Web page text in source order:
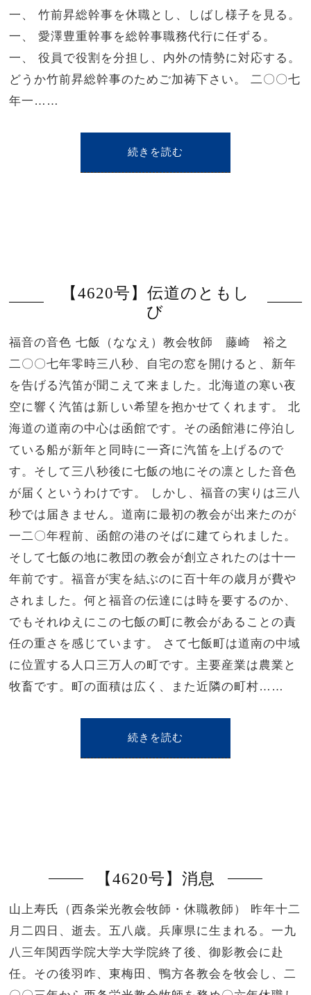
一、 竹前昇総幹事を休職とし、しばし様子を見る。
一、 愛澤豊重幹事を総幹事職務代行に任ずる。
一、 役員で役割を分担し、内外の情勢に対応する。
どうか竹前昇総幹事のためご加祷下さい。 二〇〇七
年一……
続きを読む
【4620号】伝道のともし
び
福音の音色 七飯（ななえ）教会牧師 藤崎 裕之
二〇〇七年零時三八秒、自宅の窓を開けると、新年
を告げる汽笛が聞こえて来ました。北海道の寒い夜
空に響く汽笛は新しい希望を抱かせてくれます。 北
海道の道南の中心は函館です。その函館港に停泊し
ている船が新年と同時に一斉に汽笛を上げるので
す。そして三八秒後に七飯の地にその凛とした音色
が届くというわけです。 しかし、福音の実りは三八
秒では届きません。道南に最初の教会が出来たのが
一二〇年程前、函館の港のそばに建てられました。
そして七飯の地に教団の教会が創立されたのは十一
年前です。福音が実を結ぶのに百十年の歳月が費や
されました。何と福音の伝達には時を要するのか、
でもそれゆえにこの七飯の町に教会があることの責
任の重さを感じています。 さて七飯町は道南の中域
に位置する人口三万人の町です。主要産業は農業と
牧畜です。町の面積は広く、また近隣の町村……
続きを読む
【4620号】消息
山上寿氏（西条栄光教会牧師・休職教師） 昨年十二
月二四日、逝去。五八歳。兵庫県に生まれる。一九
八三年関西学院大学大学院終了後、御影教会に赴
任。その後羽咋、東梅田、鴨方各教会を牧会し、二